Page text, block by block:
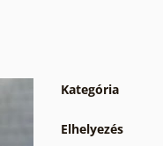
Kategória
Elhelyezés